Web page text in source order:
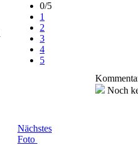
0/5
1
2
3
4
5
Nächstes
Foto
Noch